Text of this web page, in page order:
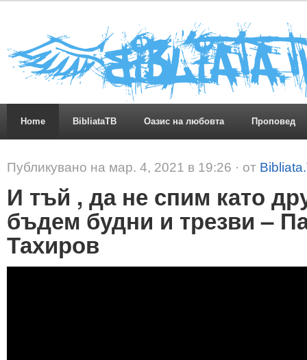
Home BibliataTB Оазис на любовта Проповед
Публикувано на мар. 4, 2021 в 19:26 · от
И тъй , да не спим като
бъдем будни и трезви –
Тахиров